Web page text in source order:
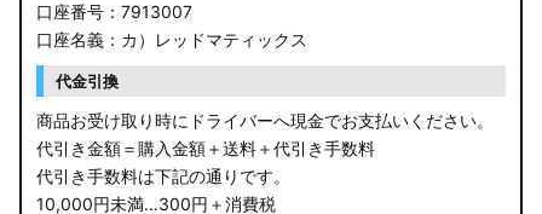
口座番号：7913007
口座名義：カ）レッドマティックス
代金引換
商品お受け取り時にドライバーへ現金でお支払いください。
代引き金額＝購入金額＋送料＋代引き手数料
代引き手数料は下記の通りです。
10,000円未満…300円＋消費税